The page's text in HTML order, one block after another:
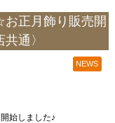
お正月飾り販売開
通〉
NEWS
始しました♪